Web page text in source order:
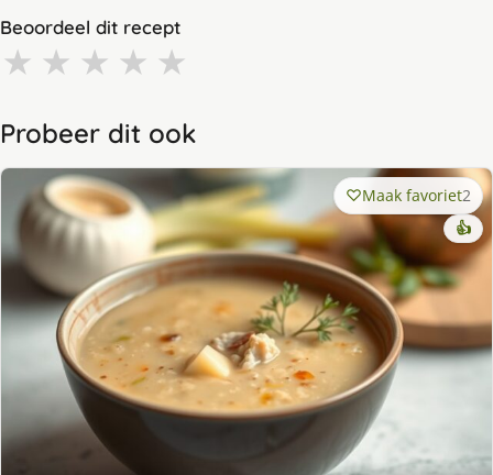
Beoordeel dit recept
★ ★ ★ ★ ★
Probeer dit ook
Maak favoriet2
👍